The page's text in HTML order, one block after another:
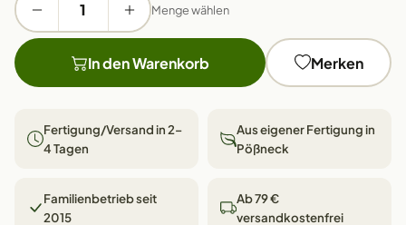
Menge wählen
In den Warenkorb Merken
Fertigung/Versand in 2–
4 Tagen
Aus eigener Fertigung in
Pößneck
Familienbetrieb seit
2015
Ab 79 €
versandkostenfrei